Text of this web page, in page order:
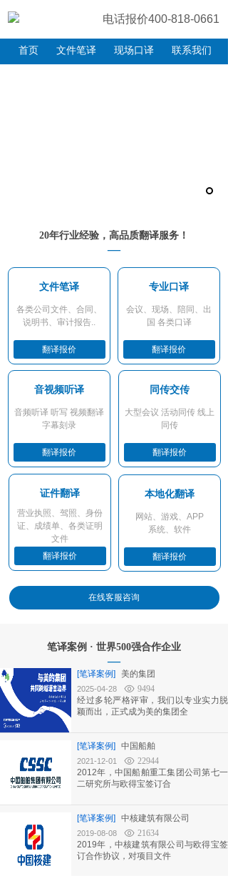
400-818-0661
电话报价400-818-0661
首页 文件笔译 现场口译 联系我们
20年行业经验，高品质翻译服务！
—
证件翻译
翻译报价
营业执照、驾照、身份
证、成绩单、各类证明
文件
大型会议 活动同传 线上
同传
翻译报价
同传交传
音视频听译
翻译报价
音频听译 听写 视频翻译
字幕刻录
文件笔译
翻译报价
各类公司文件、合同、
说明书、审计报告..
在线客服咨询
会议、现场、陪同、出
国 各类口译
翻译报价
专业口译
翻译报价
本地化翻译
网站、游戏、APP
系统、软件
[笔译案例] 美的集团
2025-04-28
9494
经过多轮严格评审，我们以专业实力脱
颖而出，正式成为美的集团全
[笔译案例] 中国船舶
2021-12-01
22944
2012年，中国船舶重工集团公司第七一
二研究所与欧得宝签订合
[笔译案例] 中核建筑有限公司
2019-08-08
21634
2019年，中核建筑有限公司与欧得宝签
订合作协议，对项目文件
笔译案例 · 世界500强合作企业
—